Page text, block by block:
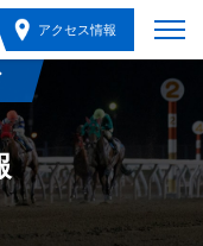
アクセス情報